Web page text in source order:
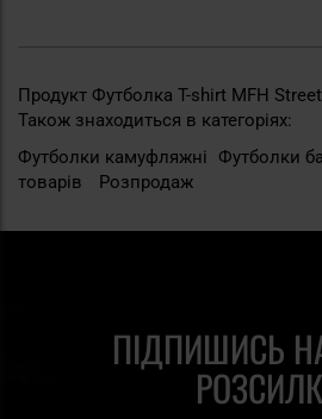
Продукт Футболка T-shirt MFH
Також знаходиться в категоріях:
Футболки камуфляжні Футболки
товарів
Розпродаж
ПІДПИШИСЬ